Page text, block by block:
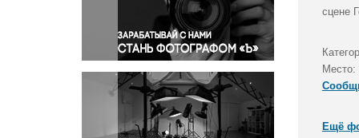
Правосудие
Происшествия и конфликты
Религия
Светская жизнь
Спорт
Экология
Экономика и бизнес
сцене
Место:
Ещё